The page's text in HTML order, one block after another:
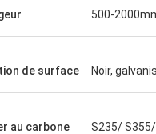
Igname
de vos produits a toujours
500-
de surface Noir,
au carbone S235/